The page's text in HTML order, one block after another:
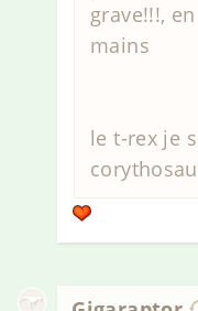
grave!!!,
mains
le t-rex je